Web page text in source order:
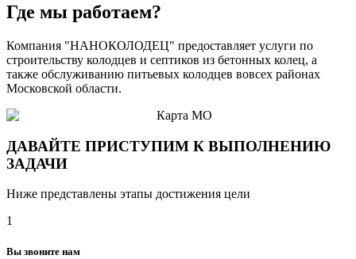
Где мы работаем?
Компания "НАНОКОЛОДЕЦ" предоставляет услуги по
строительству колодцев и септиков из бетонных колец, а
также обслуживанию питьевых колодцев вовсех районах
Московской области.
ДАВАЙТЕ ПРИСТУПИМ К ВЫПОЛНЕНИЮ
ЗАДАЧИ
Ниже представлены этапы достижения цели
1
Вы звоните нам